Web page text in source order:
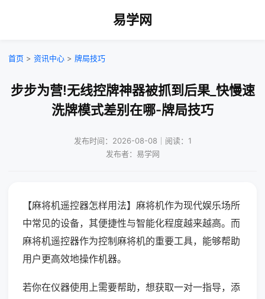
易学网
首页 > 资讯中心 > 牌局技巧
步步为营!无线控牌神器被抓到后果_快慢速
洗牌模式差别在哪-牌局技巧
发布时间：2026-08-08｜阅读：1
发布者：易学网
【麻将机遥控器怎样用法】麻将机作为现代娱乐场所
中常见的设备，其便捷性与智能化程度越来越高。而
麻将机遥控器作为控制麻将机的重要工具，能够帮助
用户更高效地操作机器。
若你在仪器使用上需要帮助，想获取一对一指导，添